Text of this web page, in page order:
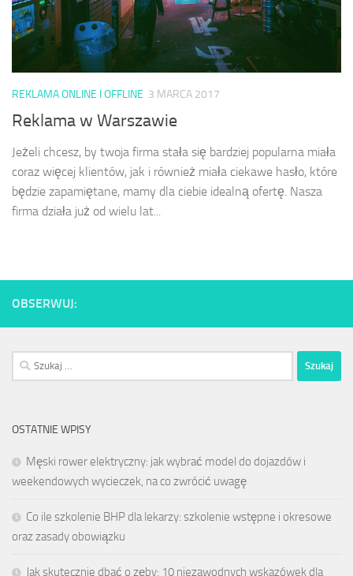
REKLAMA ONLINE I OFFLINE 3 MARCA 2017
Reklama w Warszawie
Jeżeli chcesz, by twoja firma stała się bardziej popularna miała
coraz więcej klientów, jak i również miała ciekawe hasło, które
będzie zapamiętane, mamy dla ciebie idealną ofertę. Nasza
firma działa już od wielu lat...
OBSERWUJ:
Szukaj:
OSTATNIE WPISY
Męski rower elektryczny: jak wybrać model do dojazdów i
weekendowych wycieczek, na co zwrócić uwagę
Co ile szkolenie BHP dla lekarzy: szkolenie wstępne i okresowe
oraz zasady obowiązku
Jak skutecznie dbać o zęby: 10 niezawodnych wskazówek dla